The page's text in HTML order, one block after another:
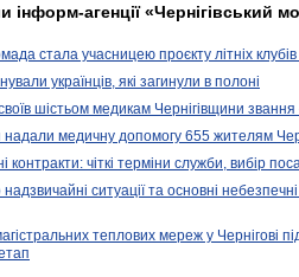
інформ-агенції «Чернігівський
стала учасницею проєкту літніх
українців, які загинули в полоні
шістьом медикам Чернігівщини
надали медичну допомогу 655 жителям
контракти: чіткі терміни служби, вибір
ситуації та основні
теплових мереж у Чернігові